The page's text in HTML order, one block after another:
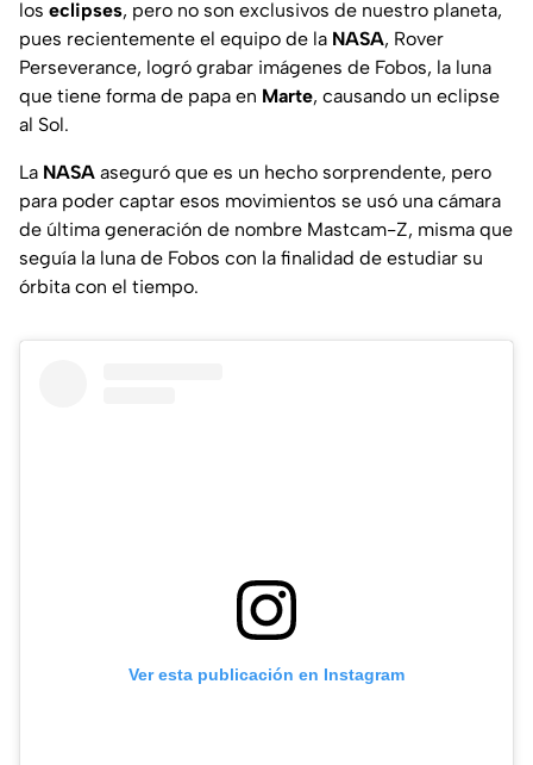
los eclipses, pero no son exclusivos de nuestro planeta,
pues recientemente el equipo de la NASA, Rover
Perseverance, logró grabar imágenes de Fobos, la luna
que tiene forma de papa en Marte, causando un eclipse
al Sol.
La NASA aseguró que es un hecho sorprendente, pero
para poder captar esos movimientos se usó una cámara
de última generación de nombre Mastcam-Z, misma que
seguía la luna de Fobos con la finalidad de estudiar su
órbita con el tiempo.
Ver esta publicación en Instagram